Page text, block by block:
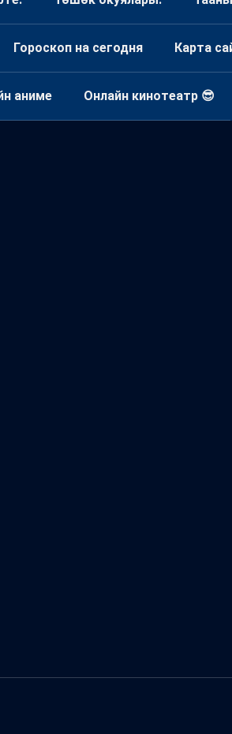
Гороскоп на сегодня Карта
аниме Онлайн кинотеатр 😎